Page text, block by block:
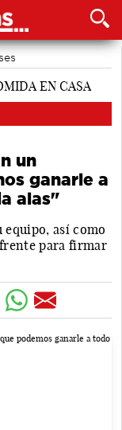
un
ganarle a
alas"
así como
para firmar